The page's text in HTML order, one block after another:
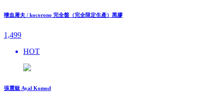
嗜血屠夫 / kocorono 完全盤（完全限定生產）黑膠
1,499
HOT
張震嶽 Ayal Komod